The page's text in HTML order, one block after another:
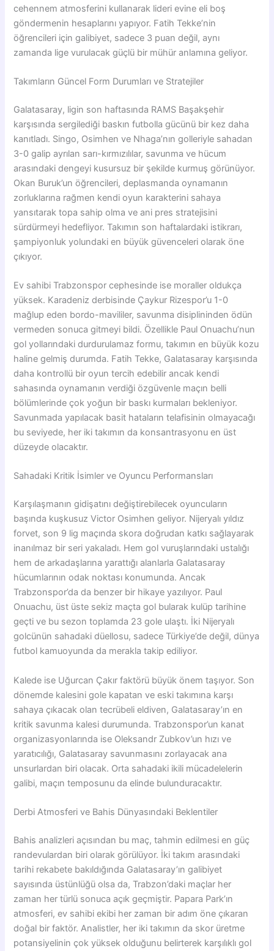
cehennem atmosferini kullanarak lideri evine eli boş
göndermenin hesaplarını yapıyor. Fatih Tekke’nin
öğrencileri için galibiyet, sadece 3 puan değil, aynı
zamanda lige vurulacak güçlü bir mühür anlamına geliyor.
Takımların Güncel Form Durumları ve Stratejiler
Galatasaray, ligin son haftasında RAMS Başakşehir
karşısında sergilediği baskın futbolla gücünü bir kez daha
kanıtladı. Singo, Osimhen ve Nhaga’nın golleriyle sahadan
3-0 galip ayrılan sarı-kırmızılılar, savunma ve hücum
arasındaki dengeyi kusursuz bir şekilde kurmuş görünüyor.
Okan Buruk’un öğrencileri, deplasmanda oynamanın
zorluklarına rağmen kendi oyun karakterini sahaya
yansıtarak topa sahip olma ve ani pres stratejisini
sürdürmeyi hedefliyor. Takımın son haftalardaki istikrarı,
şampiyonluk yolundaki en büyük güvenceleri olarak öne
çıkıyor.
Ev sahibi Trabzonspor cephesinde ise moraller oldukça
yüksek. Karadeniz derbisinde Çaykur Rizespor’u 1-0
mağlup eden bordo-mavililer, savunma disiplininden ödün
vermeden sonuca gitmeyi bildi. Özellikle Paul Onuachu’nun
gol yollarındaki durdurulamaz formu, takımın en büyük kozu
haline gelmiş durumda. Fatih Tekke, Galatasaray karşısında
daha kontrollü bir oyun tercih edebilir ancak kendi
sahasında oynamanın verdiği özgüvenle maçın belli
bölümlerinde çok yoğun bir baskı kurmaları bekleniyor.
Savunmada yapılacak basit hataların telafisinin olmayacağı
bu seviyede, her iki takımın da konsantrasyonu en üst
düzeyde olacaktır.
Sahadaki Kritik İsimler ve Oyuncu Performansları
Karşılaşmanın gidişatını değiştirebilecek oyuncuların
başında kuşkusuz Victor Osimhen geliyor. Nijeryalı yıldız
forvet, son 9 lig maçında skora doğrudan katkı sağlayarak
inanılmaz bir seri yakaladı. Hem gol vuruşlarındaki ustalığı
hem de arkadaşlarına yarattığı alanlarla Galatasaray
hücumlarının odak noktası konumunda. Ancak
Trabzonspor’da da benzer bir hikaye yazılıyor. Paul
Onuachu, üst üste sekiz maçta gol bularak kulüp tarihine
geçti ve bu sezon toplamda 23 gole ulaştı. İki Nijeryalı
golcünün sahadaki düellosu, sadece Türkiye’de değil, dünya
futbol kamuoyunda da merakla takip ediliyor.
Kalede ise Uğurcan Çakır faktörü büyük önem taşıyor. Son
dönemde kalesini gole kapatan ve eski takımına karşı
sahaya çıkacak olan tecrübeli eldiven, Galatasaray’ın en
kritik savunma kalesi durumunda. Trabzonspor’un kanat
organizasyonlarında ise Oleksandr Zubkov’un hızı ve
yaratıcılığı, Galatasaray savunmasını zorlayacak ana
unsurlardan biri olacak. Orta sahadaki ikili mücadelelerin
galibi, maçın temposunu da elinde bulunduracaktır.
Derbi Atmosferi ve Bahis Dünyasındaki Beklentiler
Bahis analizleri açısından bu maç, tahmin edilmesi en güç
randevulardan biri olarak görülüyor. İki takım arasındaki
tarihi rekabete bakıldığında Galatasaray’ın galibiyet
sayısında üstünlüğü olsa da, Trabzon’daki maçlar her
zaman her türlü sonuca açık geçmiştir. Papara Park’ın
atmosferi, ev sahibi ekibi her zaman bir adım öne çıkaran
doğal bir faktör. Analistler, her iki takımın da skor üretme
potansiyelinin çok yüksek olduğunu belirterek karşılıklı gol